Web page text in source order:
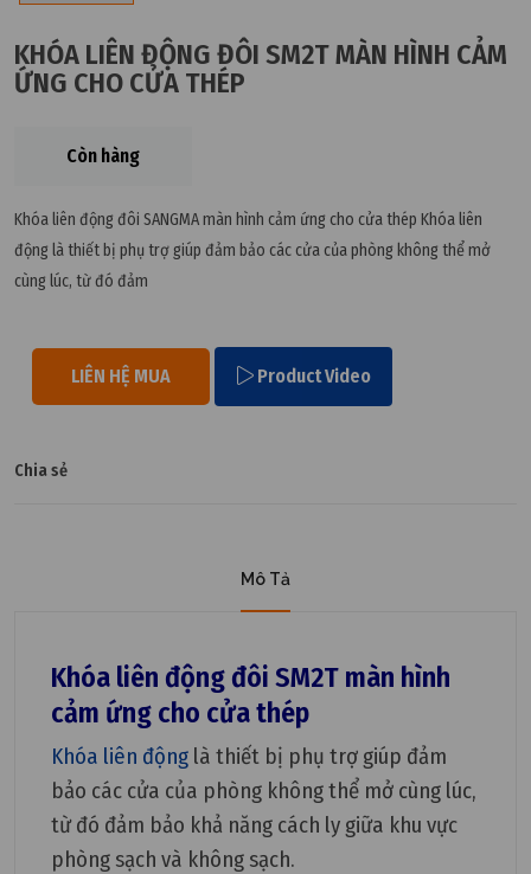
KHÓA LIÊN ĐỘNG ĐÔI SM2T MÀN HÌNH CẢM
ỨNG CHO CỬA THÉP
Còn hàng
Khóa liên động đôi SANGMA màn hình cảm ứng cho cửa thép Khóa liên
động là thiết bị phụ trợ giúp đảm bảo các cửa của phòng không thể mở
cùng lúc, từ đó đảm
LIÊN HỆ MUA Product Video
Chia sẻ
Mô Tả
Khóa liên động đôi SM2T màn hình
cảm ứng cho cửa thép
Khóa liên động là thiết bị phụ trợ giúp đảm
bảo các cửa của phòng không thể mở cùng lúc,
từ đó đảm bảo khả năng cách ly giữa khu vực
phòng sạch và không sạch.